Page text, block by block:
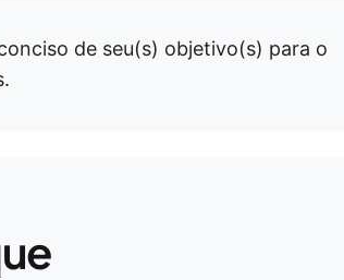
de seu(s) objetivo(s) para o